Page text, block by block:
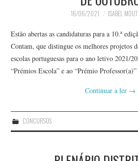
16/06/2021 ISABEL
Estão abertas as candidaturas para a 10.ª
Contam, que distingue os melhores projetos
escolas portuguesas para o ano letivo 2021/
“Prémios Escola” e ao “Prémio
Continuar a ler →
CONCURSOS